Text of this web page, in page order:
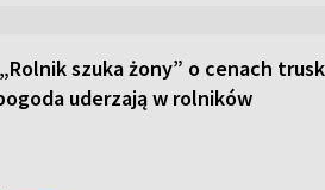
szuka żony” o cenach
uderzają w rolników